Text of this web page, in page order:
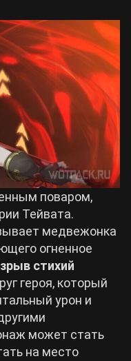
поваром,
Тейвата.
медвежонка
огненное
стихий
героя, который
урон и
может стать
на место